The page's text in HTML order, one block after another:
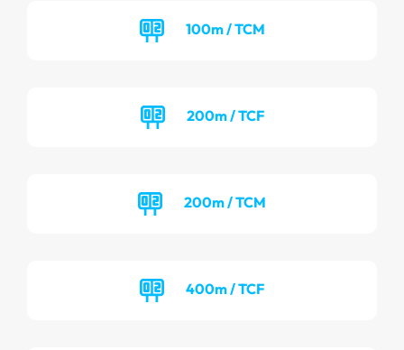
100m / TCM
200m / TCF
200m / TCM
400m / TCF